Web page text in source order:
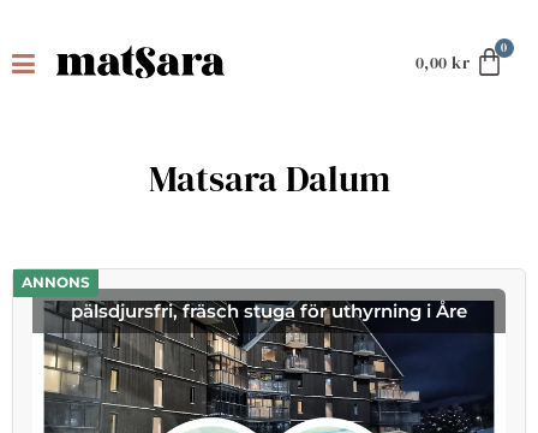
0,00 kr
Matsara Dalum
ANNONS
pälsdjursfri, fräsch stuga för uthyrning i Åre